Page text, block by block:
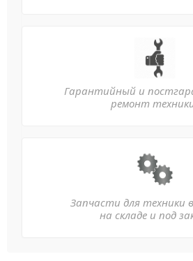
Гарантийный и
ремонт
Запчасти для техники
на складе и под